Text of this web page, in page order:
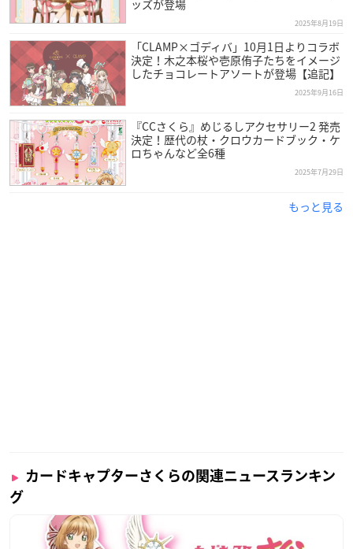
ッズが登場
2025年8月19日
「CLAMP×ゴディバ」10月1日よりコラボ
決定！木之本桜や壱原侑子たちをイメージ
したチョコレートアソートが登場【追記】
2025年9月16日
『CCさくら』めじるしアクセサリー2 発売
決定！歴代の杖・クロウカードブック・ケ
ロちゃんなど全6種
2025年7月29日
もっと見る
カードキャプターさくらの関連ニュースランキン
グ